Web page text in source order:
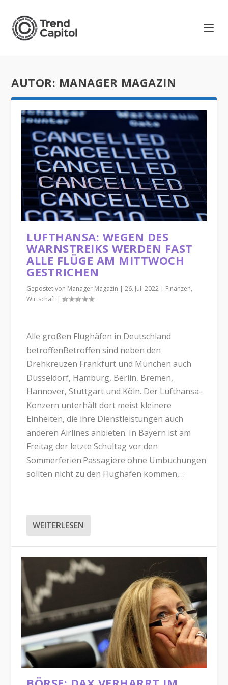
AUTOR: MANAGER MAGAZIN
LUFTHANSA: WEGEN DES
WARNSTREIKS WERDEN FAST
ALLE FLÜGE AM MITTWOCH
GESTRICHEN
Gepostet von Manager Magazin |26. Juli 2022 | Finanzen,
Wirtschaft |
Alle großen Flughäfen in Deutschland
betroffenBetroffen sind neben den
Drehkreuzen Frankfurt und München auch
Düsseldorf, Hamburg, Berlin, Bremen,
Hannover, Stuttgart und Köln. Der Lufthansa-
Konzern unterhält dort meist kleinere
Einheiten, die ihre Dienstleistungen auch
anderen Airlines anbieten. In Bayern ist am
Freitag der letzte Schultag vor den
Sommerferien.Passagiere ohne Umbuchungen
sollten nicht zu den Flughäfen kommen,…
WEITERLESEN